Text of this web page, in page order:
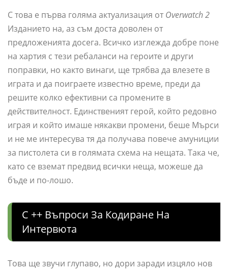
С това е първа голяма актуализация от Overwatch 2
Изданието на, аз съм доста доволен от
предложенията досега. Всичко изглежда добре поне
на хартия с тези ребаланси на героите и други
поправки, но както винаги, ще трябва да влезете в
играта и да поиграете известно време, преди да
решите колко ефективни са промените в
действителност. Единственият герой, който редовно
играя и който имаше някакви промени, беше Мърси
и не ме интересува тя да получава повече амуниции
за пистолета си в голямата схема на нещата. Така че,
като се вземат предвид всички неща, можеше да
бъде и по-лошо.
C ++ Въпроси За Кодиране На
Интервюта
Това ще звучи глупаво, но дори заради изцяло нов